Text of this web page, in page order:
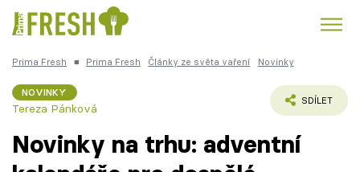
Česká kuchyně
Prima Fresh ■ Prima Fresh Články ze světa vaření Novinky
NOVINKY
Tereza Pánková
SDÍLET
Novinky na trhu: adventní